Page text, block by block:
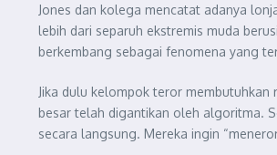
Jones dan kolega mencatat adanya
lebih dari separuh ekstremis muda
berkembang sebagai fenomena yang
Jika dulu kelompok teror
besar telah digantikan oleh algoritma.
secara langsung. Mereka ingin